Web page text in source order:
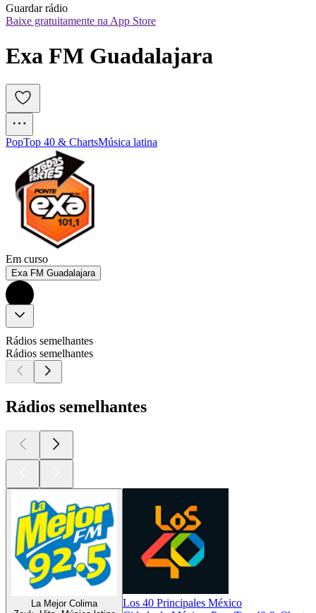
Guardar rádio
Baixe gratuitamente na App Store
Exa FM Guadalajara
PopTop 40 & ChartsMúsica latina
Em curso
Exa FM Guadalajara
Rádios semelhantes
Rádios semelhantes
Rádios semelhantes
La Mejor Colima
Los 40 Principales México